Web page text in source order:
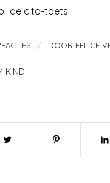
cito-toets
/ DOOR FELICE
KIND